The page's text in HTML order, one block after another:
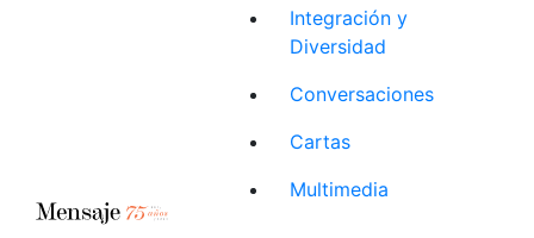
Integración y
Diversidad
Conversaciones
Cartas
Multimedia